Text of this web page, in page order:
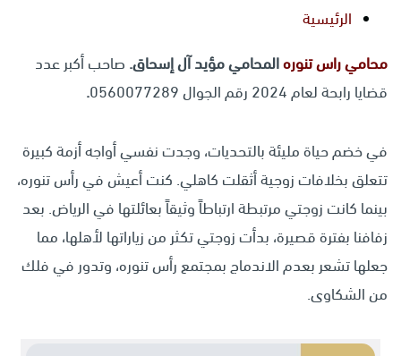
الرئيسية
محامي راس تنورهالمحامي مؤيد آل إسحاق. صاحب أكبر عدد
قضايا رابحة لعام 2024 رقم الجوال 0560077289
.
في خضم حياة مليئة بالتحديات، وجدت نفسي أواجه أزمة كبيرة
تتعلق بخلافات زوجية أثقلت كاهلي. كنت أعيش في رأس تنوره،
بينما كانت زوجتي مرتبطة ارتباطاً وثيقاً بعائلتها في الرياض. بعد
زفافنا بفترة قصيرة، بدأت زوجتي تكثر من زياراتها لأهلها، مما
جعلها تشعر بعدم الاندماج بمجتمع رأس تنوره، وتدور في فلك
من الشكاوى.